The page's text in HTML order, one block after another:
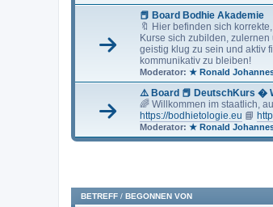
📕 Board Bodhie Akademie
🔖 Hier befinden sich
Kurse sich zubilden,
geistig klug zu sein und aktiv
kommunikativ zu bleiben!
Moderator: ★ Ronald
⚠️ Board 📕 DeutschKurs �
🌈 Willkommen im staatlich,
https://bodhietologie.eu 📘
Moderator: ★ Ronald
BETREFF / BEGONNEN VON